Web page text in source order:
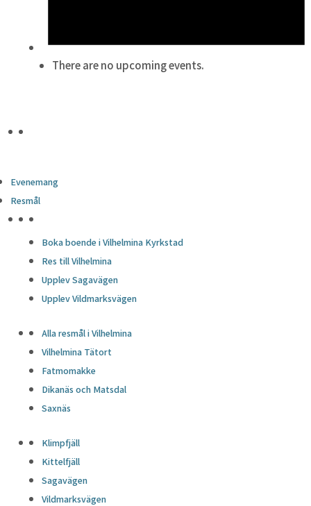
There are no upcoming events.
Evenemang
Resmål
Boka boende i Vilhelmina Kyrkstad
Res till Vilhelmina
Upplev Sagavägen
Upplev Vildmarksvägen
Alla resmål i Vilhelmina
Vilhelmina Tätort
Fatmomakke
Dikanäs och Matsdal
Saxnäs
Klimpfjäll
Kittelfjäll
Sagavägen
Vildmarksvägen